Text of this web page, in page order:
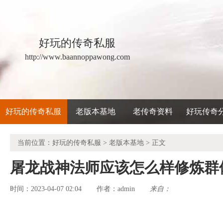
好玩的传奇私服
http://www.baannoppawong.com
好玩的传奇私服 老版本基地 老传奇资料 好玩传奇
当前位置： 好玩的传奇私服 > 老版本基地 > 正文
屠龙战神法师应该怎么样修炼
时间：2023-04-07 02:04 作者： admin 来自：